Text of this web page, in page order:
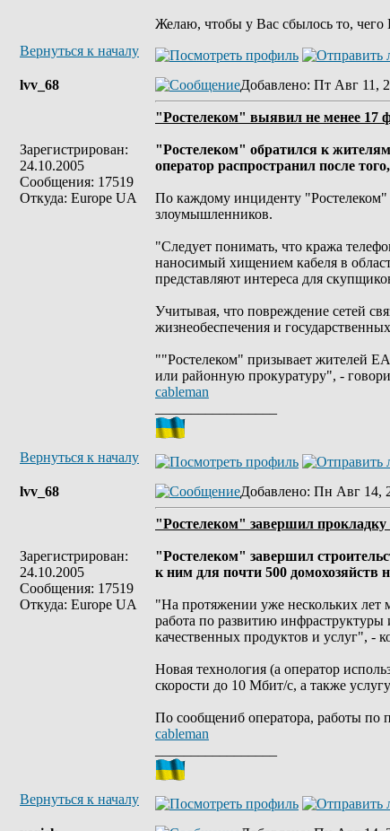
Желаю, чтобы у Вас сбылось то,
Вернуться к началу
lvv_68
Зарегистрирован:
24.10.2005
Сообщения: 17519
Откуда: Europe UA
Добавлено: Пт Авг 11,
"Ростелеком" выявил не менее 17
"Ростелеком" обратился к
оператор распространил после
По каждому инциденту "Ростелеком"
злоумышленников.
"Следует понимать, что кража
наносимый хищением кабеля в
представляют интереса для
Учитывая, что повреждение сетей
жизнеобеспечения и
""Ростелеком" призывает жителей
или районную прокуратуру", -
cableman
Вернуться к началу
lvv_68
Зарегистрирован:
24.10.2005
Сообщения: 17519
Откуда: Europe UA
Добавлено: Пн Авг 14,
"Ростелеком" завершил
"Ростелеком" завершил
к ним для почти 500 домохозяйств
"На протяжении уже нескольких лет
работа по развитию
качественных продуктов и услуг", -
Новая технология (а оператор
скорости до 10 Мбит/с, а также
По сообщениб оператора, работы по
cableman
Вернуться к началу